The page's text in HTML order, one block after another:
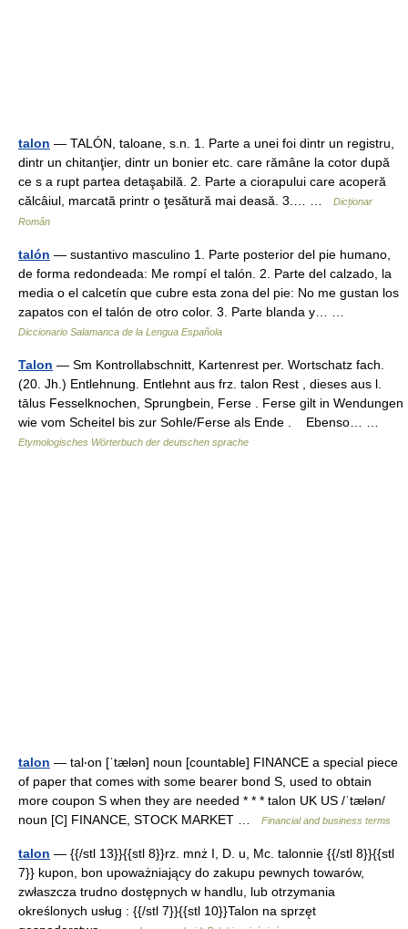
talon — TALÓN, taloane, s.n. 1. Parte a unei foi dintr un registru,
dintr un chitanţier, dintr un bonier etc. care rămâne la cotor după
ce s a rupt partea detaşabilă. 2. Parte a ciorapului care acoperă
călcâiul, marcată printr o ţesătură mai deasă. 3.… …
Dicționar
Român
talón — sustantivo masculino 1. Parte posterior del pie humano,
de forma redondeada: Me rompí el talón. 2. Parte del calzado, la
media o el calcetín que cubre esta zona del pie: No me gustan los
zapatos con el talón de otro color. 3. Parte blanda y… …
Diccionario Salamanca de la Lengua Española
Talon — Sm Kontrollabschnitt, Kartenrest per. Wortschatz fach.
(20. Jh.) Entlehnung. Entlehnt aus frz. talon Rest , dieses aus l.
tālus Fesselknochen, Sprungbein, Ferse . Ferse gilt in Wendungen
wie vom Scheitel bis zur Sohle/Ferse als Ende . Ebenso… …
Etymologisches Wörterbuch der deutschen sprache
talon — tal‧on [ˈtælən] noun [countable] FINANCE a special piece
of paper that comes with some bearer bond S, used to obtain
more coupon S when they are needed * * * talon UK US /ˈtælən/
noun [C] FINANCE, STOCK MARKET …
Financial and business terms
talon — {{/stl 13}}{{stl 8}}rz. mnż I, D. u, Mc. talonnie {{/stl 8}}{{stl
7}} kupon, bon upoważniający do zakupu pewnych towarów,
zwłaszcza trudno dostępnych w handlu, lub otrzymania
określonych usług : {{/stl 7}}{{stl 10}}Talon na sprzęt